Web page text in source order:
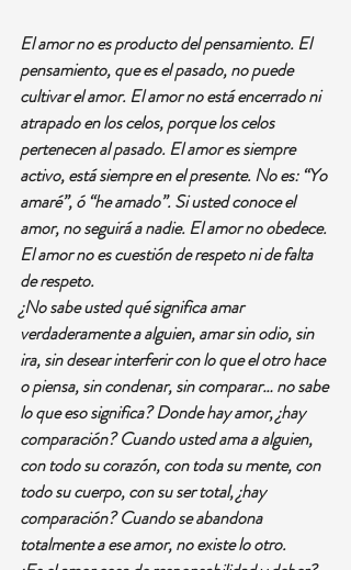
El amor no es producto del pensamiento. El
pensamiento, que es el pasado, no puede
cultivar el amor. El amor no está encerrado ni
atrapado en los celos, porque los celos
pertenecen al pasado. El amor es siempre
activo, está siempre en el presente. No es: “Yo
amaré”, ó “he amado”. Si usted conoce el
amor, no seguirá a nadie. El amor no obedece.
El amor no es cuestión de respeto ni de falta
de respeto.
¿No sabe usted qué significa amar
verdaderamente a alguien, amar sin odio, sin
ira, sin desear interferir con lo que el otro hace
o piensa, sin condenar, sin comparar… no sabe
lo que eso significa? Donde hay amor, ¿hay
comparación? Cuando usted ama a alguien,
con todo su corazón, con toda su mente, con
todo su cuerpo, con su ser total, ¿hay
comparación? Cuando se abandona
totalmente a ese amor, no existe lo otro.